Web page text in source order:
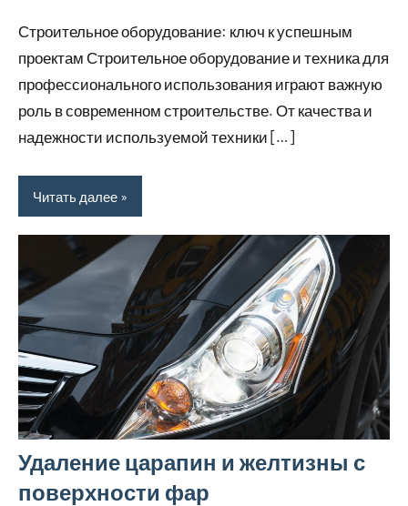
Строительное оборудование: ключ к успешным
проектам Строительное оборудование и техника для
профессионального использования играют важную
роль в современном строительстве. От качества и
надежности используемой техники […]
Читать далее
Удаление царапин и желтизны с
поверхности фар